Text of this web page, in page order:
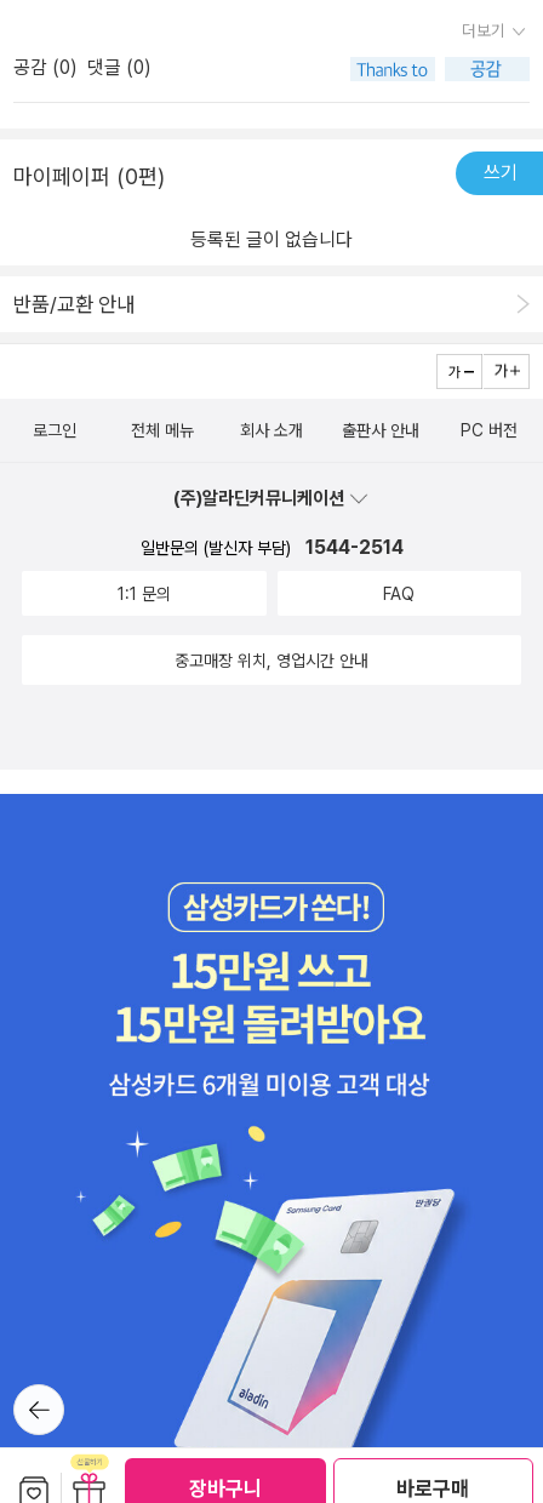
장바구니 바로구매
공간에 충실한 ‘직주락(work, live, play)’ 콘텐츠로 전 세계의 크리에
이터가 등장하고 있다. 대표적인 기업이 어반플레이로, “도시에도 운
들의 성지 양양, 성공적인 보헤미안들을 끌어들이는 제주에서도 크리
스마트 도시, 글로벌 대도시, 가든 시티, 농촌 및 산악 마을 등 다양한
고 그 안에서 크리에이터들은 체인지 메이커가 되어 자신의 창의성으
는 온라인 주문 시스템을 구축하고 인스타그램에서 매력적인 음료 사
진을 공유한다. 카페에서 커피 클래스, 아티스트와의 만남, 소규모 음
화적 정체성을 반영한 인테리어와 이벤트를 통해 지역 문화 형성에
이터’로서 살아가는 것이다.” 크리에이터 정신은 이미 우리의 일상과
산업, 도시 전반에 배어들며 새로운 변화를 촉발하고 있다. 그 변화의
리에이터 유토피아’의 청사진을 제시한다. 디지털 기술과 소셜 미디
회, 우리는 어떤 미래를 맞이할 것인가? 《크리에이터 소사이어티》를
통해 그 답을 찾기를 바란다.
진정성있는 열정을 통해 진정성을 담아 대한민국을 연구하고, 긍정적
인 사회로의 전망을 볼 수 있다는 점에서 그의 인사이트가 무척 궁금
했다.그가 주장하는 3대 축 온라인, 오프라인, 도시환경어쩌면 복제
는 크리에이터들의 정신과 요소들이 앞으로 대한민국을 변화시키고
성장시킬 수 있는 핵심이다는 주장.정보통신산업에 대한 이른 투자로
세계 그 어디보다도 빠르게 성장하고 있는 한국의 온라인테크 문
오프라인 공간들.그리고 이 온라인과 오프라인의 자연스럽게 도시맥
의 시대로 변화되어감을 우린 현재 대한민국에서 목격하고 있다.모종
린 교수의 신선하고 새로운 주장이 더욱 많은 사람들에게 공감받을
수 있으리라 믿어의심치 않는다!
더보기
공감 (0) 댓글 (0)
마이페이퍼 (0편) 쓰기
등록된 글이 없습니다
반품/교환 안내
뒤로가
기
로그인 전체 메뉴 회사 소개 출판사 안내 PC 버전
(주)알라딘커뮤니케이션
일반문의 (발신자 부담) 1544-2514
1:1 문의 FAQ
중고매장 위치, 영업시간 안내